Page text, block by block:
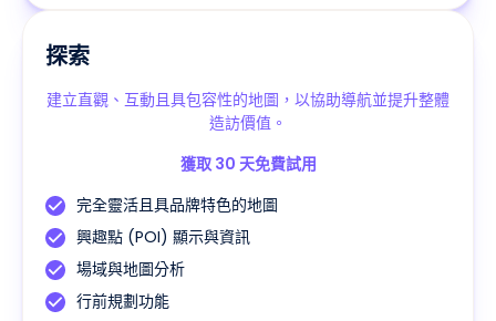
探索
建立直觀、互動且具包容性的地圖，以協助導航並提升整體
造訪價值。
獲取 30 天免費試用
完全靈活且具品牌特色的地圖
興趣點 (POI) 顯示與資訊
場域與地圖分析
行前規劃功能